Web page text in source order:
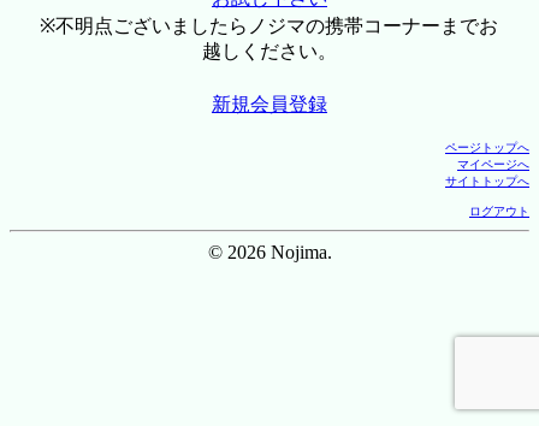
※不明点ございましたらノジマの携帯コーナーまでお
越しください。
新規会員登録
ページトップへ
マイページへ
サイトトップへ
ログアウト
© 2026 Nojima.